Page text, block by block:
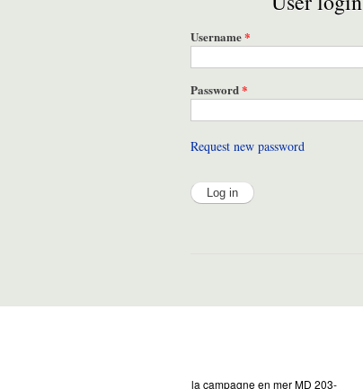
Username*
Password*
Request new password
la campagne en mer MD 203-